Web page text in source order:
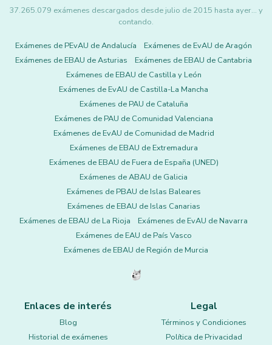
37.265.079 exámenes descargados desde julio de 2015 hasta ayer... y
contando.
Exámenes de PEvAU de Andalucía
Exámenes de EvAU de Aragón
Exámenes de EBAU de Asturias
Exámenes de EBAU de Cantabria
Exámenes de EBAU de Castilla y León
Exámenes de EvAU de Castilla-La Mancha
Exámenes de PAU de Cataluña
Exámenes de PAU de Comunidad Valenciana
Exámenes de EvAU de Comunidad de Madrid
Exámenes de EBAU de Extremadura
Exámenes de EBAU de Fuera de España (UNED)
Exámenes de ABAU de Galicia
Exámenes de PBAU de Islas Baleares
Exámenes de EBAU de Islas Canarias
Exámenes de EBAU de La Rioja
Exámenes de EvAU de Navarra
Exámenes de EAU de País Vasco
Exámenes de EBAU de Región de Murcia
Enlaces de interés
Blog
Historial de exámenes
Legal
Términos y Condiciones
Política de Privacidad